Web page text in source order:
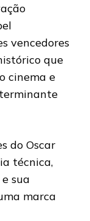
vencedores
que
cinema e
do Oscar
técnica,
sua
marca